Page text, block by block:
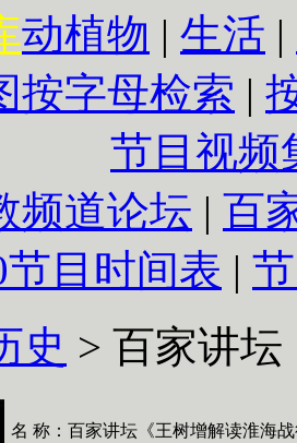
动植物 | 生活 |
按字母检索 |
节目视频
频道论坛 | 百
节目时间表 |
史 > 百家讲坛
名 称：百家讲坛《王树增解读淮海